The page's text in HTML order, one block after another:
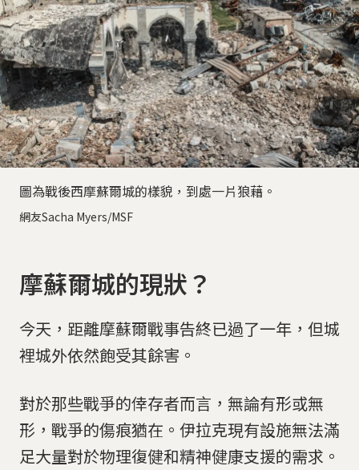
圖為戰後西摩蘇爾城的樣貌，到處一片狼藉。
網友Sacha Myers/MSF
摩蘇爾城的現狀？
今天，距離摩蘇爾戰事告終已過了一年，但城
裡城外依然飽受其餘害。
對於那些戰爭的倖存者而言，無論有形或無
形，戰爭的傷痕猶在。伊拉克現有設施無法滿
足大量對於物理復健和精神健康支援的需求。